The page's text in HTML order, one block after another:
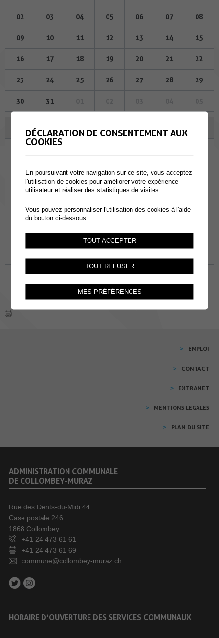
02 03 04 05 06 07 08
09 10 11 12 13 14 15
16 17 18 19 20 21 22
23 24 25 26 27 28 29
30 31
NOVEMBRE 2023
01 02 03
07 08 09 10
14 15 16 17 18
21 22 23 24 25
EMPLOI
CONTACT
EXTRANET
MENTIONS LÉGALES
PLAN DU SITE
ADMINISTRATION COMMUNALE
DE COLLOMBEY-MURAZ
Rue des Dents-du-Midi 44
Case postale 246
1868 Collombey
+41 24 473 61 61
+41 24 473 61 69
commune@collombey-muraz.ch
HORAIRE D’OUVERTURE DES SERVICES COMMUNAUX
DÉCLARATION DE CONSENTEMENT AUX
COOKIES
En poursuivant votre navigation sur ce site, vous acceptez
l'utilisation de cookies pour améliorer votre expérience
utilisateur et réaliser des statistiques de visites.
Vous pouvez personnaliser l'utilisation des cookies à l'aide
du bouton ci-dessous.
TOUT ACCEPTER
TOUT REFUSER
MES PRÉFÉRENCES